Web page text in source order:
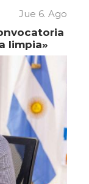
Jue 6. Ago
limpia»